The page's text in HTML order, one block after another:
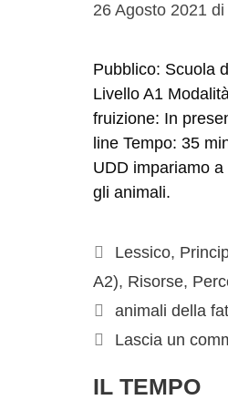
26 Agosto 2021 di
Pubblico: Scuola
Livello A1
fruizione: In
line Tempo: 35
UDD impariamo
gli animali.
Lessico,
A2), Risorse,
animali della
Lascia un
IL TEMPO